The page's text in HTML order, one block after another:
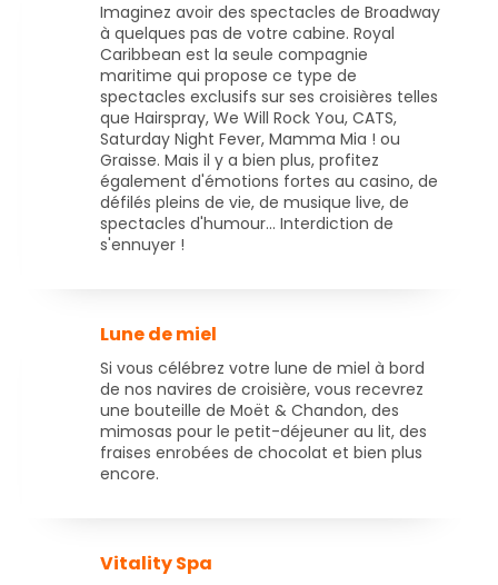
Imaginez avoir des spectacles de Broadway
à quelques pas de votre cabine. Royal
Caribbean est la seule compagnie
maritime qui propose ce type de
spectacles exclusifs sur ses croisières telles
que Hairspray, We Will Rock You, CATS,
Saturday Night Fever, Mamma Mia ! ou
Graisse. Mais il y a bien plus, profitez
également d'émotions fortes au casino, de
défilés pleins de vie, de musique live, de
spectacles d'humour... Interdiction de
s'ennuyer !
Lune de miel
Si vous célébrez votre lune de miel à bord
de nos navires de croisière, vous recevrez
une bouteille de Moët & Chandon, des
mimosas pour le petit-déjeuner au lit, des
fraises enrobées de chocolat et bien plus
encore.
Vitality Spa